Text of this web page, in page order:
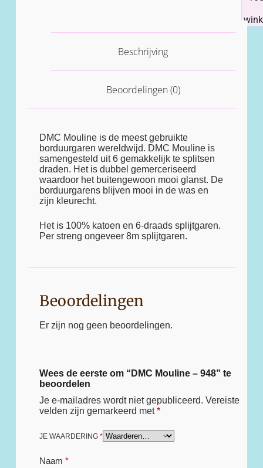
Beschrijving
Beoordelingen (0)
DMC Mouline is de meest gebruikte
borduurgaren wereldwijd. DMC Mouline is
samengesteld uit 6 gemakkelijk te splitsen
draden. Het is dubbel gemerceriseerd
waardoor het buitengewoon mooi glanst. De
borduurgarens blijven mooi in de was en
zijn kleurecht.
Het is 100% katoen en 6-draads splijtgaren.
Per streng ongeveer 8m splijtgaren.
Beoordelingen
Er zijn nog geen beoordelingen.
Wees de eerste om “DMC Mouline – 948” te
beoordelen
Je e-mailadres wordt niet gepubliceerd. Vereiste
velden zijn gemarkeerd met*
JE WAARDERING *
Naam *